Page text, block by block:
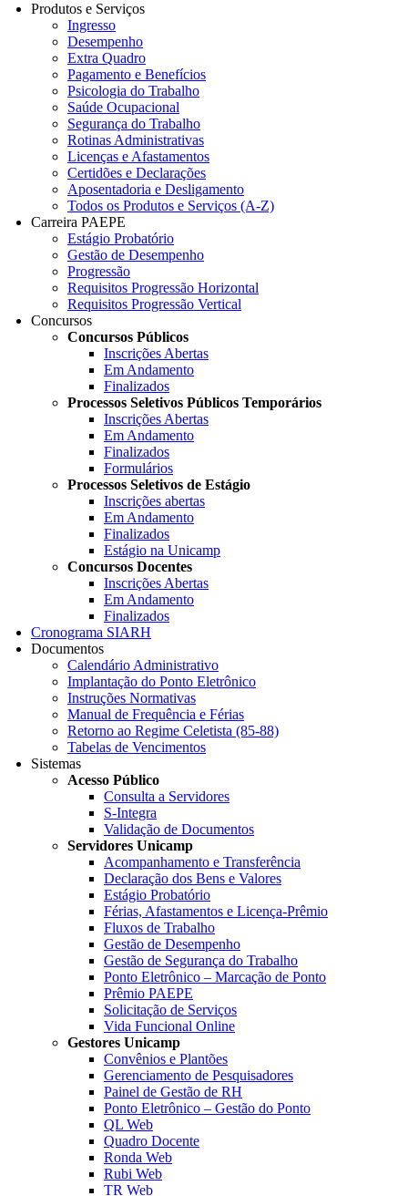
Produtos e Serviços
Ingresso
Desempenho
Extra Quadro
Pagamento e Benefícios
Psicologia do Trabalho
Saúde Ocupacional
Segurança do Trabalho
Rotinas Administrativas
Licenças e Afastamentos
Certidões e Declarações
Aposentadoria e Desligamento
Todos os Produtos e Serviços (A-Z)
Carreira PAEPE
Estágio Probatório
Gestão de Desempenho
Progressão
Requisitos Progressão Horizontal
Requisitos Progressão Vertical
Concursos
Concursos Públicos
Inscrições Abertas
Em Andamento
Finalizados
Processos Seletivos Públicos Temporários
Inscrições Abertas
Em Andamento
Finalizados
Formulários
Processos Seletivos de Estágio
Inscrições abertas
Em Andamento
Finalizados
Estágio na Unicamp
Concursos Docentes
Inscrições Abertas
Em Andamento
Finalizados
Cronograma SIARH
Documentos
Calendário Administrativo
Implantação do Ponto Eletrônico
Instruções Normativas
Manual de Frequência e Férias
Retorno ao Regime Celetista (85-88)
Tabelas de Vencimentos
Sistemas
Acesso Público
Consulta a Servidores
S-Integra
Validação de Documentos
Servidores Unicamp
Acompanhamento e Transferência
Declaração dos Bens e Valores
Estágio Probatório
Férias, Afastamentos e Licença-Prêmio
Fluxos de Trabalho
Gestão de Desempenho
Gestão de Segurança do Trabalho
Ponto Eletrônico – Marcação de Ponto
Prêmio PAEPE
Solicitação de Serviços
Vida Funcional Online
Gestores Unicamp
Convênios e Plantões
Gerenciamento de Pesquisadores
Painel de Gestão de RH
Ponto Eletrônico – Gestão do Ponto
QL Web
Quadro Docente
Ronda Web
Rubi Web
TR Web